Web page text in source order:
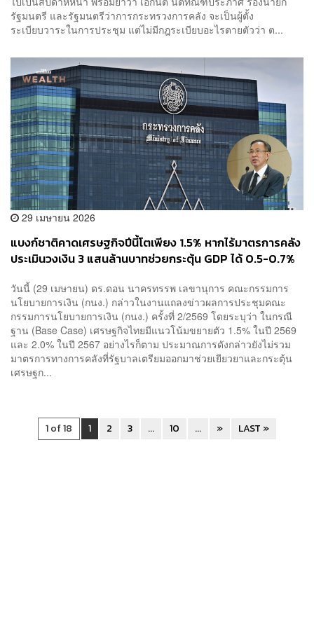
รัฐมนตรี และรัฐมนตรีว่าการกระทรวงการคลัง จะเป็นผู้ตั้ง
ระเบียบวาระในการประชุม แต่ไม่มีกฎระเบียบอะไรตายตัวว่า ต...
29 เมษายน 2026
แบงก์ชาติคาดเศรษฐกิจปีนี้โตเพียง 1.5% หากไร้มาตรการคลัง
ประเมินวงเงิน 3 แสนล้านบาทช่วยกระตุ้น GDP ได้ 0.5-0.7%
วันนี้ (29 เมษายน) ดร.ดอน นาครทรรพ เลขานุการ คณะกรรมการ
นโยบายการเงิน (กนง.) กล่าวในงานแถลงข่าวผลการประชุมคณะ
กรรมการนโยบายการเงิน (กนง.) ครั้งที่ 2/2569 โดยระบุว่า ในกรณี
ฐาน (Base Case) เศรษฐกิจไทยมีแนวโน้มขยายตัว 1.5% ในปี 2569
และ 2.0% ในปี 2567 อย่างไรก็ตาม ประมาณการดังกล่าวยังไม่รวม
มาตรการทางการคลังที่รัฐบาลเตรียมออกมาช่วยเยียวยาและกระตุ้น
เศรษฐก...
1 of 18 1 2 3 ... 10 ... » LAST »